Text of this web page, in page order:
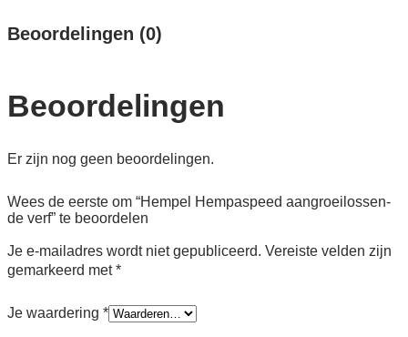
Beoordelingen (0)
Beoordelingen
Er zijn nog geen beoordelingen.
Wees de eerste om “Hempel Hempaspeed aan­groei­los­sen­
de verf” te beoordelen
Je e-mailadres wordt niet gepubliceerd. Vereiste velden zijn
gemarkeerd met*
Je waardering *